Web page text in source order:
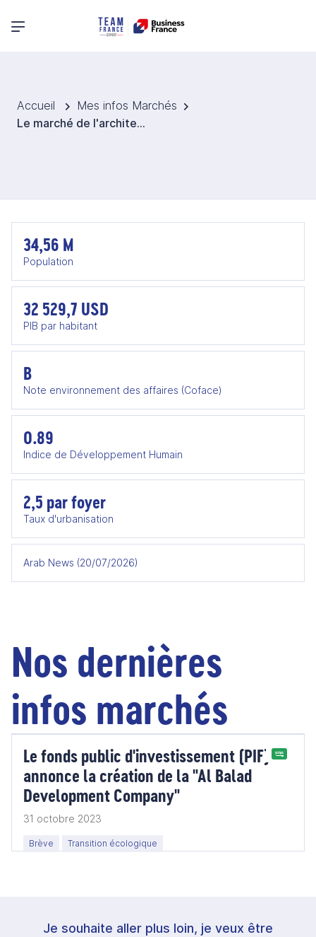
Menu principal
Accueil
Mes infos Marchés
Le marché de l'architecture en Arabie Saoudite
34,56 M
Population
32 529,7 USD
PIB par habitant
B
Note environnement des affaires (Coface)
0.89
Indice de Développement Humain
2,5 par foyer
Taux d'urbanisation
Arab News (20/07/2026)
Nos dernières
infos marchés
Le fonds public d'investissement (PIF)
annonce la création de la "Al Balad
Development Company"
31 octobre 2023
Brève Transition écologique
Je souhaite aller plus loin, je veux être